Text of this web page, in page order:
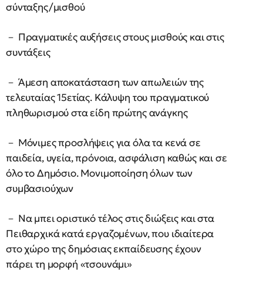
σύνταξης/μισθού
－ Πραγματικές αυξήσεις στους μισθούς και στις
συντάξεις
－ Άμεση αποκατάσταση των απωλειών της
τελευταίας 15ετίας. Κάλυψη του πραγματικού
πληθωρισμού στα είδη πρώτης ανάγκης
－ Μόνιμες προσλήψεις για όλα τα κενά σε
παιδεία, υγεία, πρόνοια, ασφάλιση καθώς και σε
όλο το Δημόσιο. Μονιμοποίηση όλων των
συμβασιούχων
－ Να μπει οριστικό τέλος στις διώξεις και στα
Πειθαρχικά κατά εργαζομένων, που ιδιαίτερα
στο χώρο της δημόσιας εκπαίδευσης έχουν
πάρει τη μορφή «τσουνάμι»